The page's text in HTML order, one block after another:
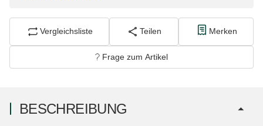
Vergleichsliste Teilen Merken
Frage zum Artikel
BESCHREIBUNG